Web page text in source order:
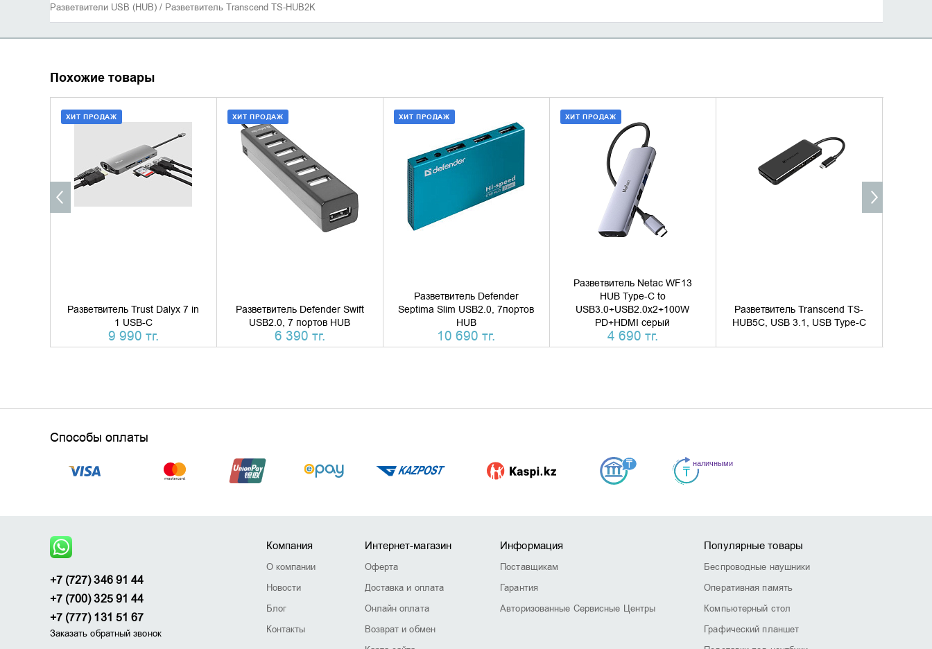
Разветвители USB (HUB) / Разветвитель Transcend TS-HUB2K
Похожие товары
Разветвитель Trust Dalyx 7 in
1 USB-C
9 990 тг.
ХИТ ПРОДАЖ
ДОБАВИТЬ В КОРЗИНУ
КУПИТЬ В 1 КЛИК
Разветвитель Defender Swift
USB2.0, 7 портов HUB
6 390 тг.
ХИТ ПРОДАЖ
ДОБАВИТЬ В КОРЗИНУ
КУПИТЬ В 1 КЛИК
Разветвитель Defender
Septima Slim USB2.0, 7портов
HUB
10 690 тг.
ХИТ ПРОДАЖ
ДОБАВИТЬ В КОРЗИНУ
КУПИТЬ В 1 КЛИК
Разветвитель Netac WF13
HUB Type-C to
USB3.0+USB2.0x2+100W
PD+HDMI серый
4 690 тг.
ХИТ ПРОДАЖ
ДОБАВИТЬ В КОРЗИНУ
КУПИТЬ В 1 КЛИК
Разветвитель Transcend TS-
HUB5C, USB 3.1, USB Type-C
УТОЧНИТЬ НАЛИЧИЕ
Способы оплаты
+7 (727) 346 91 44
+7 (700) 325 91 44
+7 (777) 131 51 67
Заказать обратный звонок
Компания
О компании
Новости
Блог
Контакты
Интернет-магазин
Оферта
Доставка и оплата
Онлайн оплата
Возврат и обмен
Информация
Поставщикам
Гарантия
Авторизованные Сервисные Центры
Популярные товары
Беспроводные наушники
Оперативная память
Компьютерный стол
Графический планшет